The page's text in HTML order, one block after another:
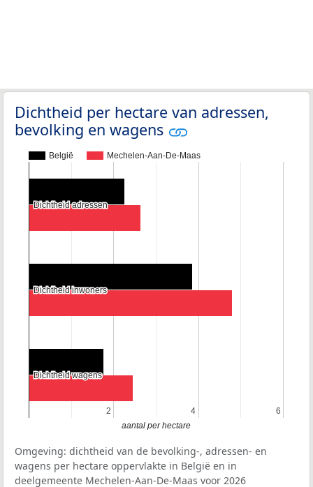
Dichtheid per hectare van adressen,
bevolking en wagens
België Mechelen-Aan-De-Maas
2
2 4
4 6
6
Dichtheid adressen
Dichtheid adressen
Dichtheid inwoners
Dichtheid inwoners
Dichtheid wagens
Dichtheid wagens
aantal per hectare
Omgeving: dichtheid van de bevolking-, adressen- en
wagens per hectare oppervlakte in België en in
deelgemeente Mechelen-Aan-De-Maas voor 2026